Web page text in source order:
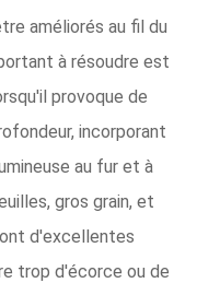
améliorés au fil du
à résoudre est
provoque de
incorporant
au fur et à
gros grain, et
d'excellentes
trop d'écorce ou de